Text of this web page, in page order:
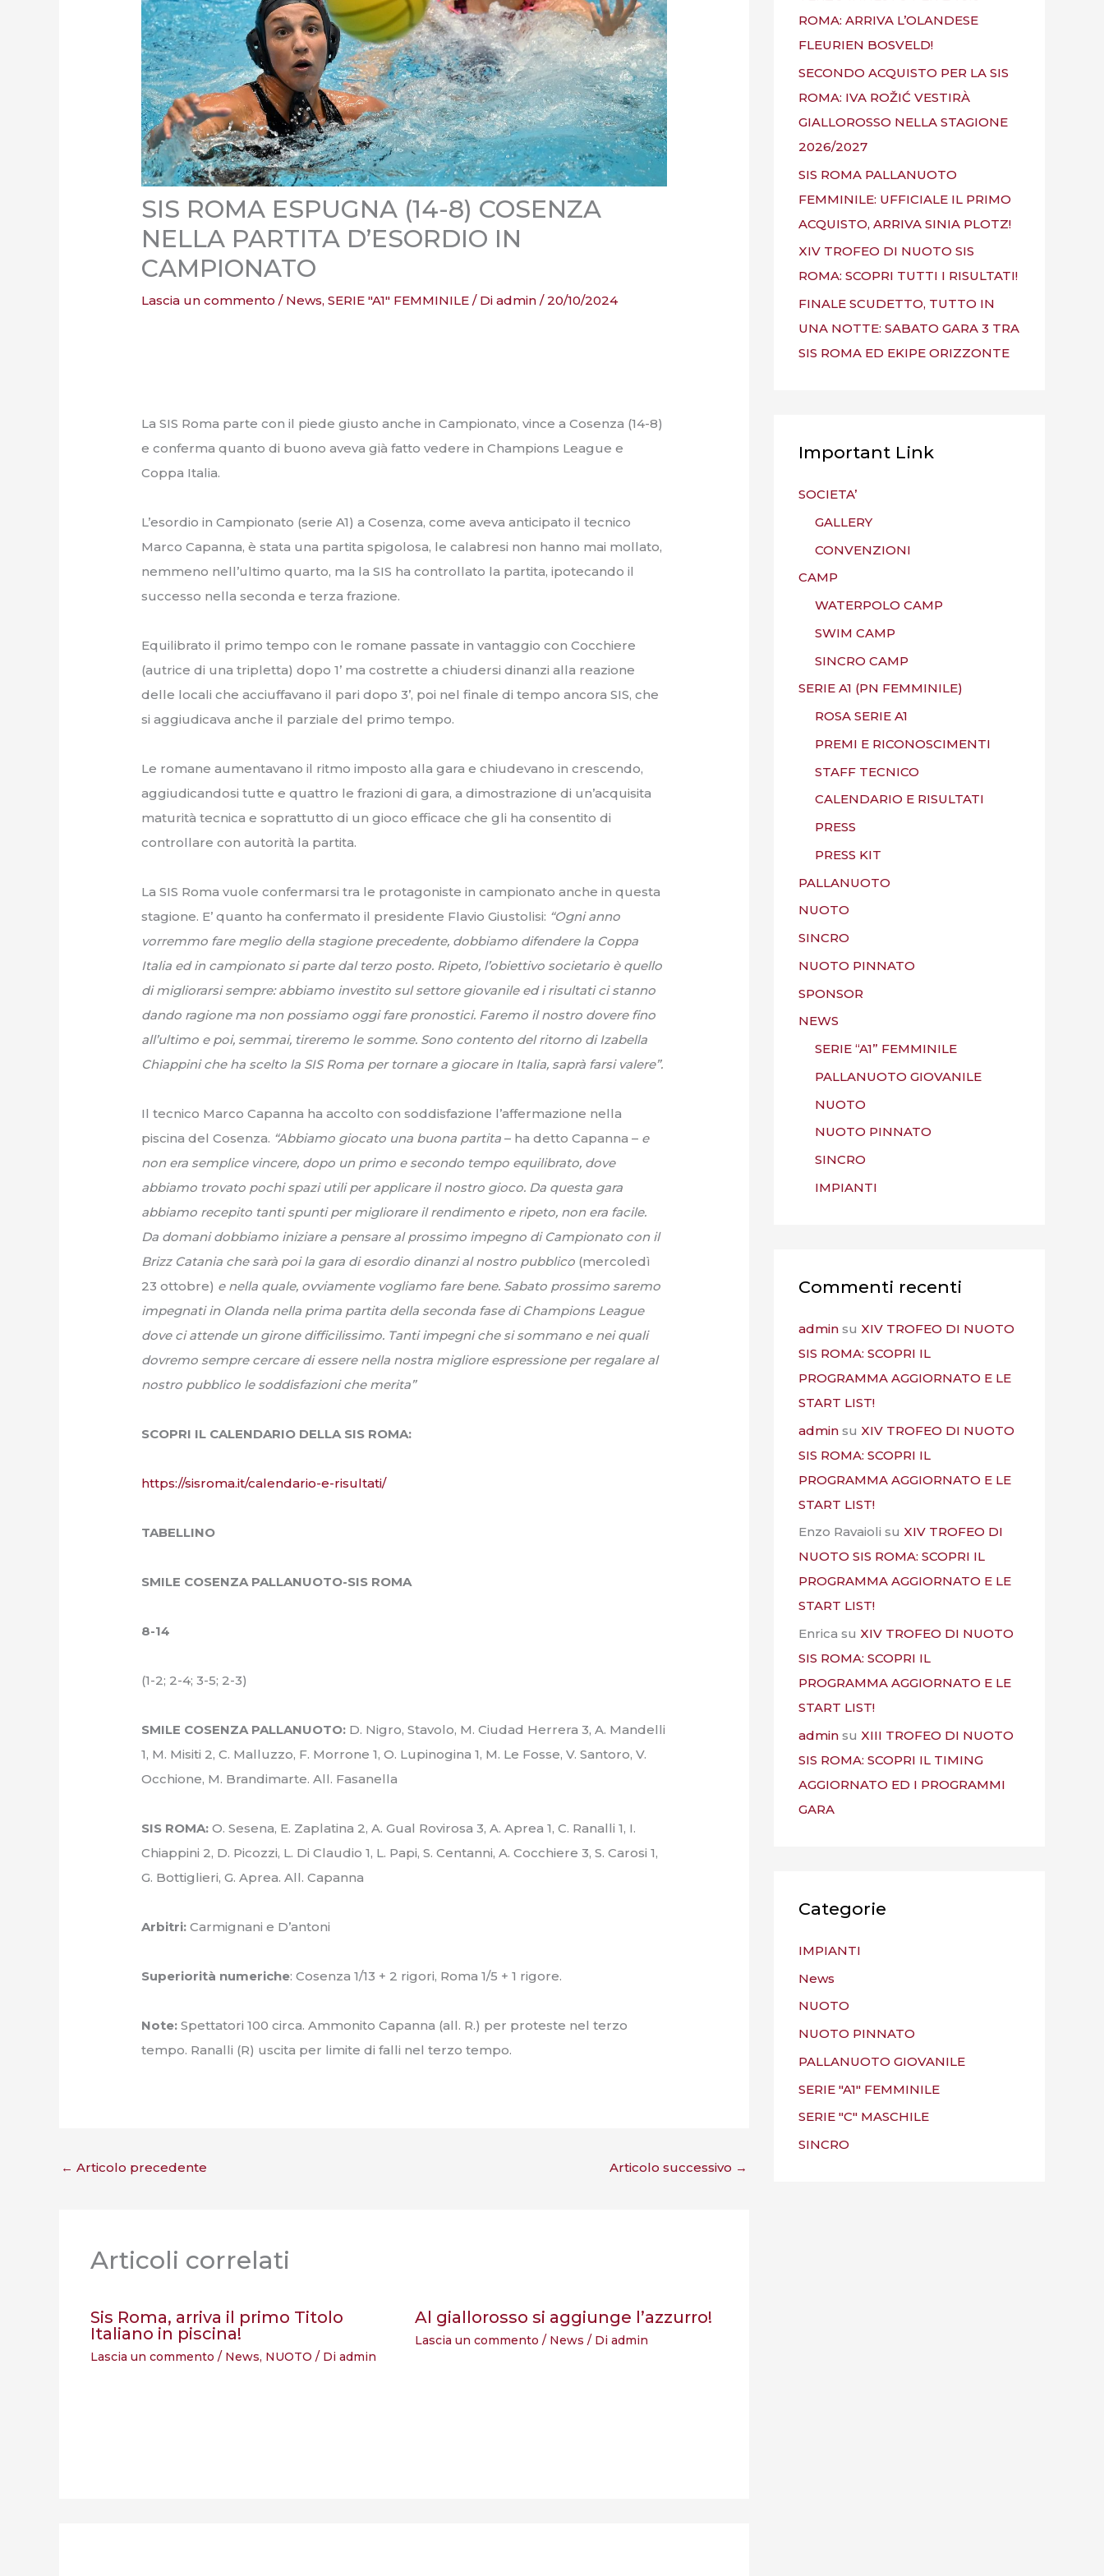
SIS ROMA ESPUGNA (14-8) COSENZA
NELLA PARTITA D’ESORDIO IN
CAMPIONATO
Lascia un commento / News,SERIE "A1" FEMMINILE / Diadmin/20/10/2024
La SIS Roma parte con il piede giusto anche in Campionato, vince a Cosenza (14-8)
e conferma quanto di buono aveva già fatto vedere in Champions League e
Coppa Italia.
L’esordio in Campionato (serie A1) a Cosenza, come aveva anticipato il tecnico
Marco Capanna, è stata una partita spigolosa, le calabresi non hanno mai mollato,
nemmeno nell’ultimo quarto, ma la SIS ha controllato la partita, ipotecando il
successo nella seconda e terza frazione.
Equilibrato il primo tempo con le romane passate in vantaggio con Cocchiere
(autrice di una tripletta) dopo 1’ ma costrette a chiudersi dinanzi alla reazione
delle locali che acciuffavano il pari dopo 3’, poi nel finale di tempo ancora SIS, che
si aggiudicava anche il parziale del primo tempo.
Le romane aumentavano il ritmo imposto alla gara e chiudevano in crescendo,
aggiudicandosi tutte e quattro le frazioni di gara, a dimostrazione di un’acquisita
maturità tecnica e soprattutto di un gioco efficace che gli ha consentito di
controllare con autorità la partita.
La SIS Roma vuole confermarsi tra le protagoniste in campionato anche in questa
stagione. E’ quanto ha confermato il presidente Flavio Giustolisi: “Ogni anno
vorremmo fare meglio della stagione precedente, dobbiamo difendere la Coppa
Italia ed in campionato si parte dal terzo posto. Ripeto, l’obiettivo societario è quello
di migliorarsi sempre: abbiamo investito sul settore giovanile ed i risultati ci stanno
dando ragione ma non possiamo oggi fare pronostici. Faremo il nostro dovere fino
all’ultimo e poi, semmai, tireremo le somme. Sono contento del ritorno di Izabella
Chiappini che ha scelto la SIS Roma per tornare a giocare in Italia, saprà farsi valere”.
Il tecnico Marco Capanna ha accolto con soddisfazione l’affermazione nella
piscina del Cosenza. “Abbiamo giocato una buona partita– ha detto Capanna – e
non era semplice vincere, dopo un primo e secondo tempo equilibrato, dove
abbiamo trovato pochi spazi utili per applicare il nostro gioco. Da questa gara
abbiamo recepito tanti spunti per migliorare il rendimento e ripeto, non era facile.
Da domani dobbiamo iniziare a pensare al prossimo impegno di Campionato con il
Brizz Catania che sarà poi la gara di esordio dinanzi al nostro pubblico (mercoledì
23 ottobre) e nella quale, ovviamente vogliamo fare bene. Sabato prossimo saremo
impegnati in Olanda nella prima partita della seconda fase di Champions League
dove ci attende un girone difficilissimo. Tanti impegni che si sommano e nei quali
dovremo sempre cercare di essere nella nostra migliore espressione per regalare al
nostro pubblico le soddisfazioni che merita”
SCOPRI IL CALENDARIO DELLA SIS ROMA:
https://sisroma.it/calendario-e-risultati/
TABELLINO
SMILE COSENZA PALLANUOTO-SIS ROMA
8-14
(1-2; 2-4; 3-5; 2-3)
SMILE COSENZA PALLANUOTO: D. Nigro, Stavolo, M. Ciudad Herrera 3, A. Mandelli
1, M. Misiti 2, C. Malluzzo, F. Morrone 1, O. Lupinogina 1, M. Le Fosse, V. Santoro, V.
Occhione, M. Brandimarte. All. Fasanella
SIS ROMA: O. Sesena, E. Zaplatina 2, A. Gual Rovirosa 3, A. Aprea 1, C. Ranalli 1, I.
Chiappini 2, D. Picozzi, L. Di Claudio 1, L. Papi, S. Centanni, A. Cocchiere 3, S. Carosi 1,
G. Bottiglieri, G. Aprea. All. Capanna
Arbitri: Carmignani e D’antoni
Superiorità numeriche: Cosenza 1/13 + 2 rigori, Roma 1/5 + 1 rigore.
Note:Spettatori 100 circa. Ammonito Capanna (all. R.) per proteste nel terzo
tempo. Ranalli (R) uscita per limite di falli nel terzo tempo.
← Articolo precedente Articolo successivo →
Articoli correlati
Sis Roma, arriva il primo Titolo
Italiano in piscina!
Lascia un commento / News, NUOTO / Di admin
Al giallorosso si aggiunge l’azzurro!
Lascia un commento / News / Di admin
ROMA: ARRIVA L’OLANDESE
FLEURIEN BOSVELD!
SECONDO ACQUISTO PER LA SIS
ROMA: IVA ROŽIĆ VESTIRÀ
GIALLOROSSO NELLA STAGIONE
2026/2027
SIS ROMA PALLANUOTO
FEMMINILE: UFFICIALE IL PRIMO
ACQUISTO, ARRIVA SINIA PLOTZ!
XIV TROFEO DI NUOTO SIS
ROMA: SCOPRI TUTTI I RISULTATI!
FINALE SCUDETTO, TUTTO IN
UNA NOTTE: SABATO GARA 3 TRA
SIS ROMA ED EKIPE ORIZZONTE
Important Link
SOCIETA’
GALLERY
CONVENZIONI
CAMP
WATERPOLO CAMP
SWIM CAMP
SINCRO CAMP
SERIE A1 (PN FEMMINILE)
ROSA SERIE A1
PREMI E RICONOSCIMENTI
STAFF TECNICO
CALENDARIO E RISULTATI
PRESS
PRESS KIT
PALLANUOTO
NUOTO
SINCRO
NUOTO PINNATO
SPONSOR
NEWS
SERIE “A1” FEMMINILE
PALLANUOTO GIOVANILE
NUOTO
NUOTO PINNATO
SINCRO
IMPIANTI
Commenti recenti
admin su XIV TROFEO DI NUOTO
SIS ROMA: SCOPRI IL
PROGRAMMA AGGIORNATO E LE
START LIST!
admin su XIV TROFEO DI NUOTO
SIS ROMA: SCOPRI IL
PROGRAMMA AGGIORNATO E LE
START LIST!
Enzo Ravaioli su XIV TROFEO DI
NUOTO SIS ROMA: SCOPRI IL
PROGRAMMA AGGIORNATO E LE
START LIST!
Enrica su XIV TROFEO DI NUOTO
SIS ROMA: SCOPRI IL
PROGRAMMA AGGIORNATO E LE
START LIST!
admin su XIII TROFEO DI NUOTO
SIS ROMA: SCOPRI IL TIMING
AGGIORNATO ED I PROGRAMMI
GARA
Categorie
IMPIANTI
News
NUOTO
NUOTO PINNATO
PALLANUOTO GIOVANILE
SERIE "A1" FEMMINILE
SERIE "C" MASCHILE
SINCRO